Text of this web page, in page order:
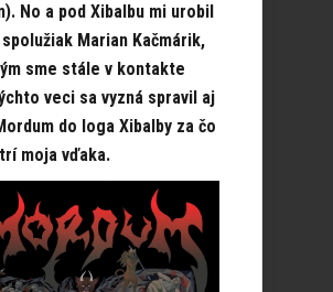
No a pod Xibalbu mi urobil
Marian Kačmárik,
sme stále v kontakte
veci sa vyzná spravil aj
do loga Xibalby za čo
moja vďaka.